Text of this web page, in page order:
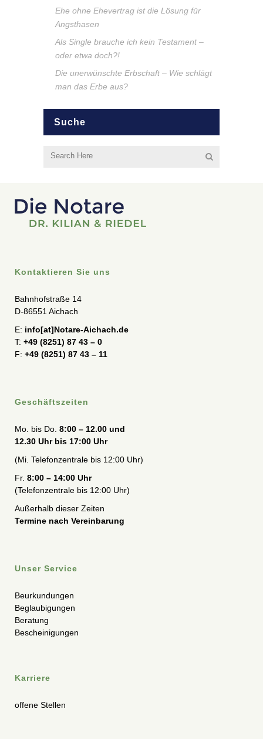
Ehe ohne Ehevertrag ist die Lösung für
Angsthasen
Als Single brauche ich kein Testament –
oder etwa doch?!
Die unerwünschte Erbschaft – Wie schlägt
man das Erbe aus?
Suche
Kontaktieren Sie uns
Bahnhofstraße 14
D-86551 Aichach
E: info[at]Notare-Aichach.de
T: +49 (8251) 87 43 – 0
F: +49 (8251) 87 43 – 11
Geschäftszeiten
Mo. bis Do. 8:00 – 12.00 und
12.30 Uhr bis 17:00 Uhr
(Mi. Telefonzentrale bis 12:00 Uhr)
Fr. 8:00 – 14:00 Uhr
(Telefonzentrale bis 12:00 Uhr)
Außerhalb dieser Zeiten
Termine nach Vereinbarung
Unser Service
Beurkundungen
Beglaubigungen
Beratung
Bescheinigungen
Karriere
offene Stellen